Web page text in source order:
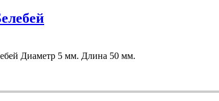
Диаметр 5 мм. Длина 50 мм.